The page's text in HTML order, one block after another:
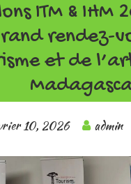
ITM & IHM
rendez-
et de
10, 2026 admin